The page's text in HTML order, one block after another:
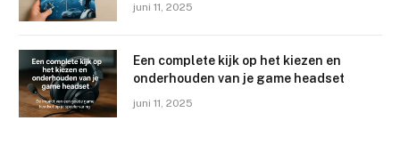
juni 11, 2025
Een complete kijk op het kiezen en
onderhouden van je game headset
juni 11, 2025